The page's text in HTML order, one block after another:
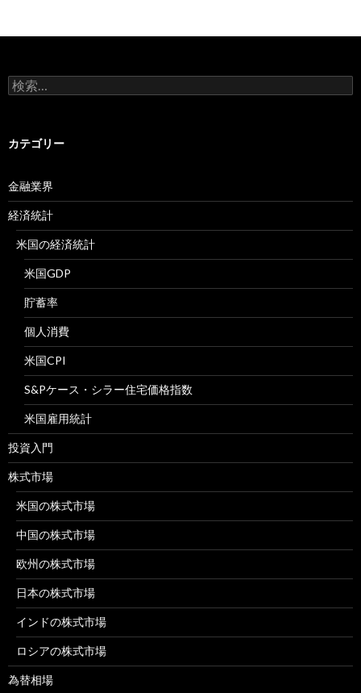
検
索:
カテゴリー
金融業界
経済統計
米国の経済統計
米国GDP
貯蓄率
個人消費
米国CPI
S&Pケース・シラー住宅価格指数
米国雇用統計
投資入門
株式市場
米国の株式市場
中国の株式市場
欧州の株式市場
日本の株式市場
インドの株式市場
ロシアの株式市場
為替相場